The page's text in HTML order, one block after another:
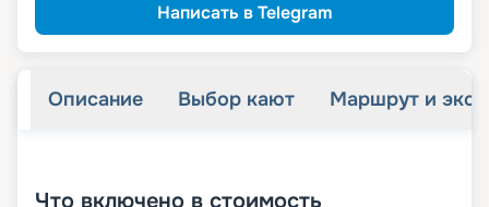
Написать в Telegram
Описание Выбор кают Маршрут и
Что включено в стоимость